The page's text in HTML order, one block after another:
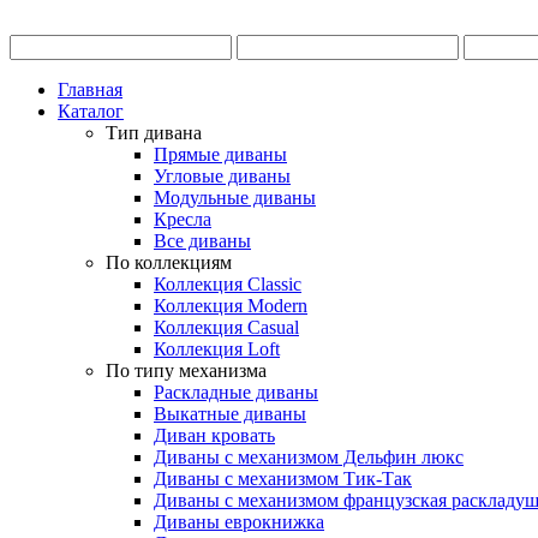
Главная
Каталог
Тип дивана
Прямые диваны
Угловые диваны
Модульные диваны
Кресла
Все диваны
По коллекциям
Коллекция Classic
Коллекция Modern
Коллекция Casual
Коллекция Loft
По типу механизма
Раскладные диваны
Выкатные диваны
Диван кровать
Диваны с механизмом Дельфин люкс
Диваны с механизмом Тик-Так
Диваны с механизмом французская
Диваны еврокнижка